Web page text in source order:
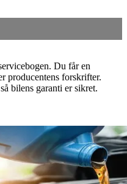
Du får en
producentens forskrifter.
bilens garanti er sikret.